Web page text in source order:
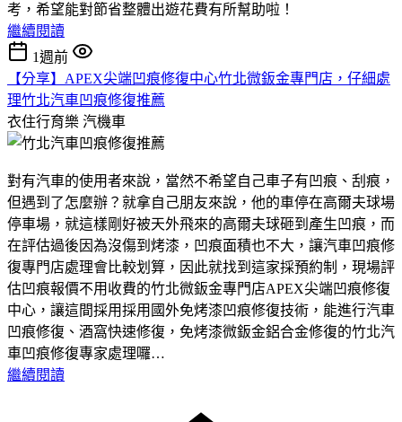
考，希望能對節省整體出遊花費有所幫助啦！
繼續閱讀
1週前
【分享】APEX尖端凹痕修復中心竹北微鈑金專門店，仔細處
理竹北汽車凹痕修復推薦
衣住行育樂 汽機車
對有汽車的使用者來說，當然不希望自己車子有凹痕、刮痕，
但遇到了怎麼辦？就拿自己朋友來說，他的車停在高爾夫球場
停車場，就這樣剛好被天外飛來的高爾夫球砸到產生凹痕，而
在評估過後因為沒傷到烤漆，凹痕面積也不大，讓汽車凹痕修
復專門店處理會比較划算，因此就找到這家採預約制，現場評
估凹痕報價不用收費的竹北微鈑金專門店APEX尖端凹痕修復
中心，讓這間採用採用國外免烤漆凹痕修復技術，能進行汽車
凹痕修復、酒窩快速修復，免烤漆微鈑金鋁合金修復的竹北汽
車凹痕修復專家處理囉…
繼續閱讀